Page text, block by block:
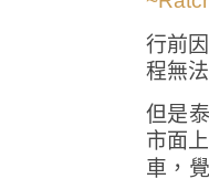
行前
程無
但是
市面
車，